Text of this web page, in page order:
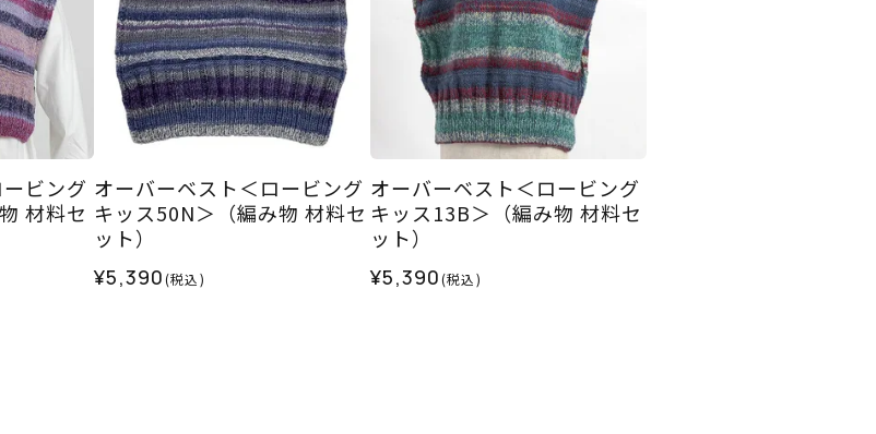
ビング
材料セ
オーバーベスト＜ロービング
キッス50N＞（編み物 材料セ
ット）
¥5,390(税込)
オーバーベスト＜ロービング
キッス13B＞（編み物 材料セ
ット）
¥5,390(税込)